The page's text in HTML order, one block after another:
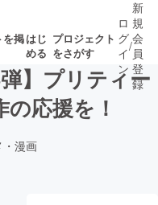
を掲はじ
める
プロジェクト
をさがす
ェクト
ロ
グ
イ
ン
/
新
規
会
員
登
録
】プリティー
応援を！
・漫画